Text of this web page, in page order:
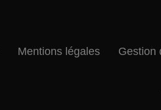
Mentions légales Gestion